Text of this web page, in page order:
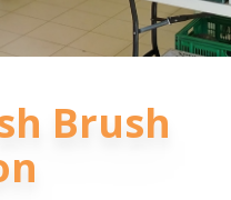
Brush